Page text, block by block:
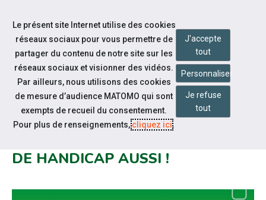
Aller au contenu
Notre actualité
LA MOBILITÉ EN EUROPE POUR
DE HANDICAP AUSSI !
Le présent site Internet utilise des cookies
réseaux sociaux pour vous permettre de
partager du contenu de notre site sur les
réseaux sociaux et visionner des vidéos.
Par ailleurs, nous utilisons des cookies
de mesure d’audience MATOMO qui sont
exempts de recueil du consentement.
Pour plus de renseignements,cliquez ici.
J'accepte
tout
Personnaliser
Je refuse
tout